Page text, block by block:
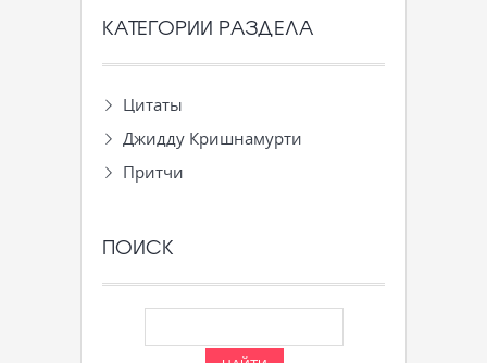
КАТЕГОРИИ РАЗДЕЛА
Цитаты
Джидду Кришнамурти
Притчи
ПОИСК